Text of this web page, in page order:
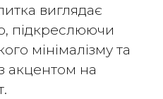
виглядає
підкреслюючи
мінімалізму та
акцентом на